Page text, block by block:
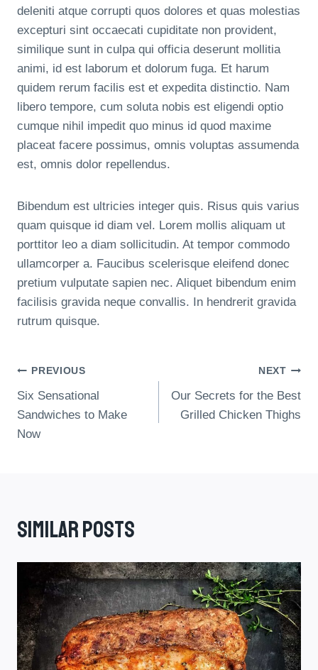
deleniti atque corrupti quos dolores et quas molestias
excepturi sint occaecati cupiditate non provident,
similique sunt in culpa qui officia deserunt mollitia
animi, id est laborum et dolorum fuga. Et harum
quidem rerum facilis est et expedita distinctio. Nam
libero tempore, cum soluta nobis est eligendi optio
cumque nihil impedit quo minus id quod maxime
placeat facere possimus, omnis voluptas assumenda
est, omnis dolor repellendus.
Bibendum est ultricies integer quis. Risus quis varius
quam quisque id diam vel. Lorem mollis aliquam ut
porttitor leo a diam sollicitudin. At tempor commodo
ullamcorper a. Faucibus scelerisque eleifend donec
pretium vulputate sapien nec. Aliquet bibendum enim
facilisis gravida neque convallis. In hendrerit gravida
rutrum quisque.
Post
Navigation
PREVIOUS
Six Sensational
Sandwiches to Make
Now
NEXT
Our Secrets for the Best
Grilled Chicken Thighs
Similar Posts